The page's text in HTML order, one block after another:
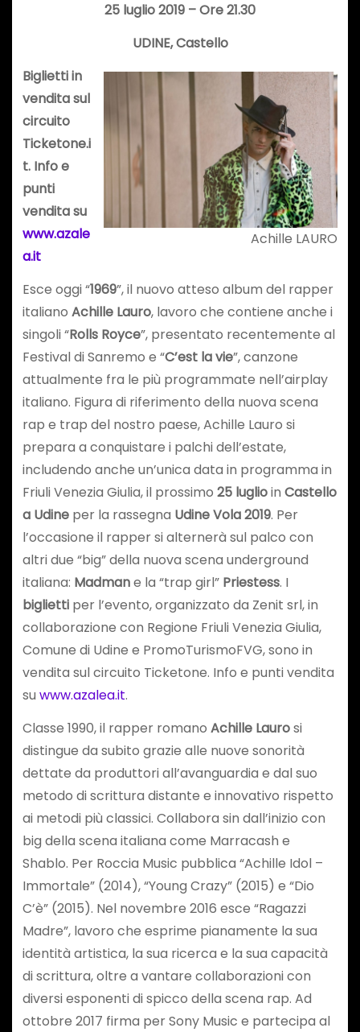
25 luglio 2019 –Ore 21.30
UDINE, Castello
Achille LAURO
Biglietti in
vendita sul
circuito
Ticketone.i
t. Info e
punti
vendita su
www.azale
a.it
Esce oggi “1969”, il nuovo atteso album del rapper
italiano Achille Lauro, lavoro che contiene anche i
singoli “Rolls Royce”, presentato recentemente al
Festival di Sanremo e “C’est la vie”, canzone
attualmente fra le più programmate nell’airplay
italiano. Figura di riferimento della nuova scena
rap e trap del nostro paese, Achille Lauro si
prepara a conquistare i palchi dell’estate,
includendo anche un’unica data in programma in
Friuli Venezia Giulia, il prossimo 25 luglioin Castello
a Udineper la rassegna Udine Vola 2019. Per
l’occasione il rapper si alternerà sul palco con
altri due “big” della nuova scena underground
italiana: Madmane la “trap girl” Priestess. I
bigliettiper l’evento, organizzato da Zenit srl, in
collaborazione con Regione Friuli Venezia Giulia,
Comune di Udine e PromoTurismoFVG, sono in
vendita sul circuito Ticketone. Info e punti vendita
su www.azalea.it.
Classe 1990, il rapper romano Achille Laurosi
distingue da subito grazie alle nuove sonorità
dettate da produttori all’avanguardia e dal suo
metodo di scrittura distante e innovativo rispetto
ai metodi più classici. Collabora sin dall’inizio con
big della scena italiana come Marracash e
Shablo. Per Roccia Music pubblica “Achille Idol –
Immortale” (2014), “Young Crazy” (2015) e “Dio
C’è” (2015). Nel novembre 2016 esce “Ragazzi
Madre”, lavoro che esprime pianamente la sua
identità artistica, la sua ricerca e la sua capacità
di scrittura, oltre a vantare collaborazioni con
diversi esponenti di spicco della scena rap. Ad
ottobre 2017 firma per Sony Music e partecipa al